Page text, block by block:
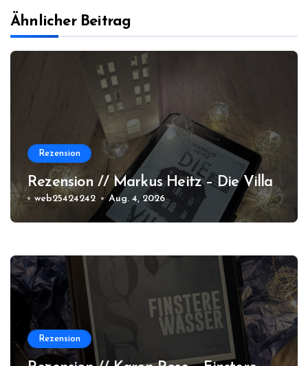
Ähnlicher Beitrag
Rezension
Rezension // Markus Heitz – Die Villa
web25424242 Aug. 4, 2026
Rezension